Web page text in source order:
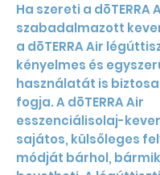
Ha szereti a dōTERRA
szabadalmazott
a dōTERRA Air
kényelmes és
használatát is
fogja. A dōTERRA Air
esszenciálisolaj-
sajátos, külsőleges
módját bárhol,